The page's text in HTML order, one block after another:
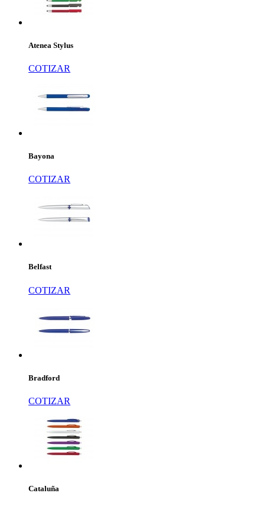
Atenea Stylus
COTIZAR
Bayona
COTIZAR
Belfast
COTIZAR
Bradford
COTIZAR
Cataluña